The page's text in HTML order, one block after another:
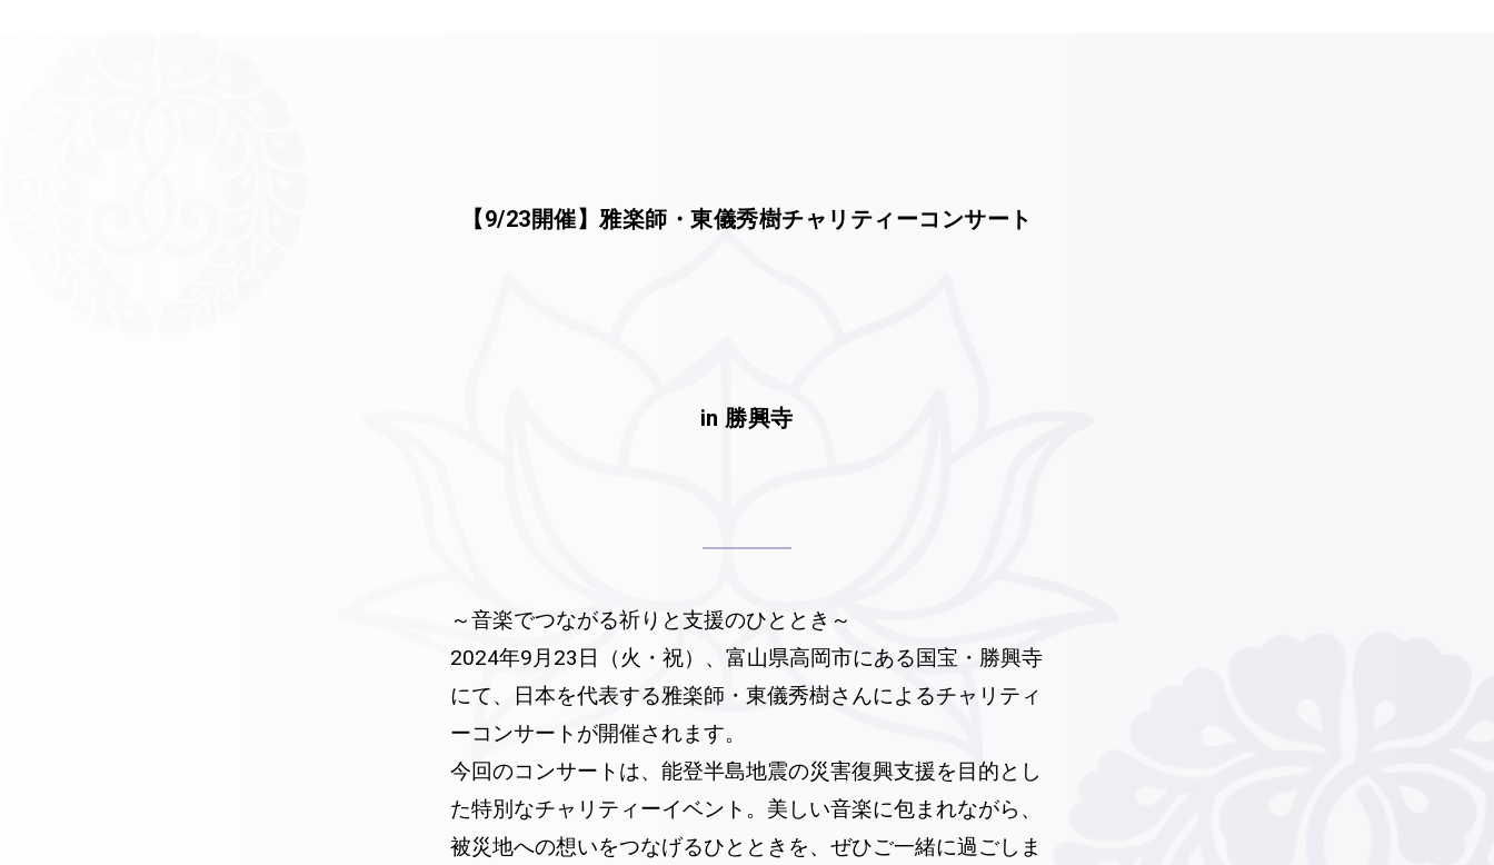
【9/23開催】雅楽師・東儀秀樹チャリティーコンサート
in 勝興寺
～音楽でつながる祈りと支援のひととき～
2024年9月23日（火・祝）、富山県高岡市にある国宝・勝興寺
にて、日本を代表する雅楽師・東儀秀樹さんによるチャリティ
ーコンサートが開催されます。
今回のコンサートは、能登半島地震の災害復興支援を目的とし
た特別なチャリティーイベント。美しい音楽に包まれながら、
被災地への想いをつなげるひとときを、ぜひご一緒に過ごしま